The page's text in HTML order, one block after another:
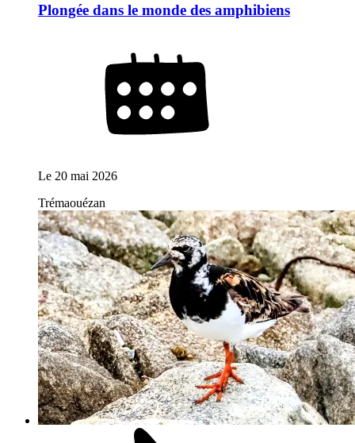
Plongée dans le monde des amphibiens
Le 20 mai 2026
Trémaouézan